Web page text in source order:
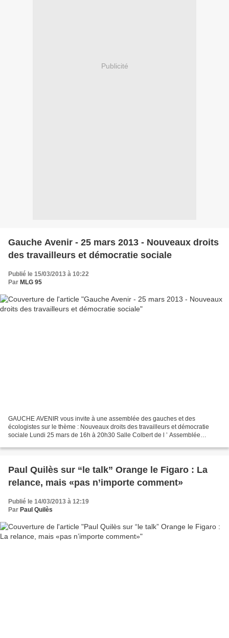
Publicité
Gauche Avenir - 25 mars 2013 - Nouveaux droits
des travailleurs et démocratie sociale
Publié le 15/03/2013 à 10:22
Par MLG 95
GAUCHE AVENIR vous invite à une assemblée des gauches et des
écologistes sur le thème : Nouveaux droits des travailleurs et démocratie
sociale Lundi 25 mars de 16h à 20h30 Salle Colbert de l ’ Assemblée
Paul Quilès sur “le talk” Orange le Figaro : La
relance, mais «pas n’importe comment»
Publié le 14/03/2013 à 12:19
Par Paul Quilès